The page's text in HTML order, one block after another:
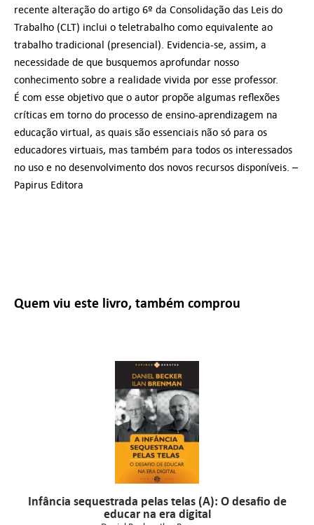
recente alteração do artigo 6º da Consolidação das Leis do
Trabalho (CLT) inclui o teletrabalho como equivalente ao
trabalho tradicional (presencial). Evidencia-se, assim, a
necessidade de que busquemos aprofundar nosso
conhecimento sobre a realidade vivida por esse professor.
É com esse objetivo que o autor propõe algumas reflexões
críticas em torno do processo de ensino-aprendizagem na
educação virtual, as quais são essenciais não só para os
educadores virtuais, mas também para todos os interessados
no uso e no desenvolvimento dos novos recursos disponíveis. –
Papirus Editora
Quem viu este livro, também comprou
Infância sequestrada pelas telas (A): O desafio de
educar na era digital